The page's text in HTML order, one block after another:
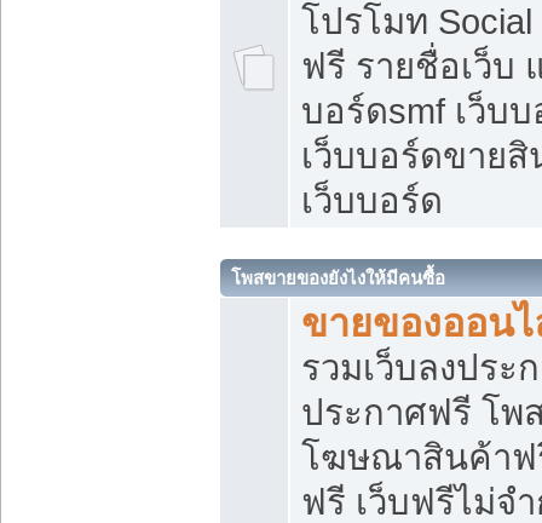
โปรโมท
ฟรี รายชื่อเว็บ
บอร์ดsmf เว็บ
เว็บบอร์ดขาย
เว็บบอร์ด
โพสขายของยังไงให้มีคนซื้อ
ขายของออน
รวมเว็บลงประ
ประกาศฟรี โพ
โฆษณาสินค้าฟ
ฟรี เว็บฟรีไม่จ